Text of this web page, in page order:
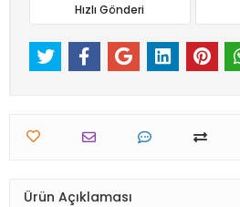
Hızlı Gönderi
Ürün Açıklaması